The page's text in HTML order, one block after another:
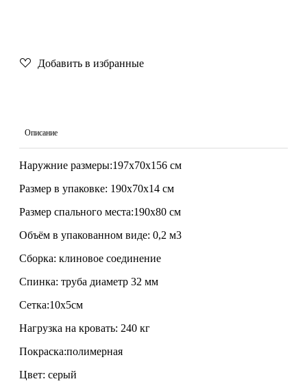
Добавить в избранные
Описание
Наружние размеры:197х70х156 см
Размер в упаковке: 190х70х14 см
Размер спального места:190х80 см
Объём в упакованном виде: 0,2 м3
Сборка: клиновое соединение
Спинка: труба диаметр 32 мм
Сетка:10х5см
Нагрузка на кровать: 240 кг
Покраска:полимерная
Цвет: серый